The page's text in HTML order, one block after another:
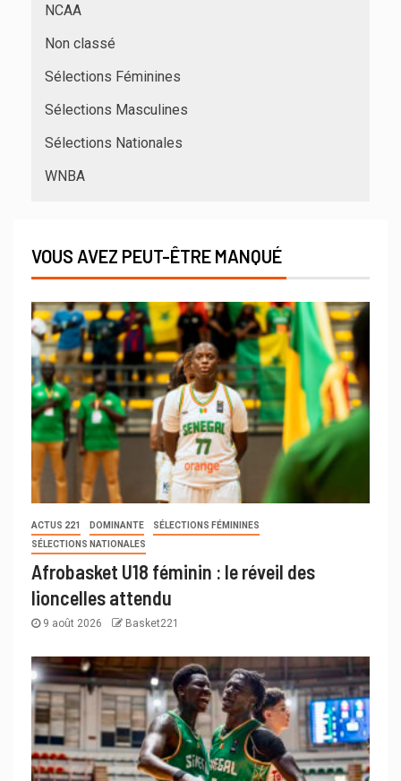
NCAA
Non classé
Sélections Féminines
Sélections Masculines
Sélections Nationales
WNBA
VOUS AVEZ PEUT-ÊTRE MANQUÉ
ACTUS 221 DOMINANTE
SÉLECTIONS FÉMININES
SÉLECTIONS NATIONALES
Afrobasket U18 féminin : le réveil des
lioncelles attendu
9 août 2026 Basket221